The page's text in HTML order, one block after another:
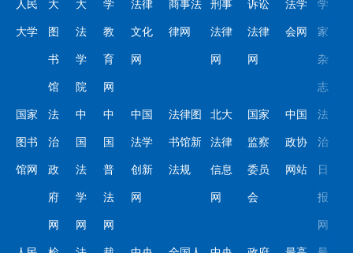
人民
大学
大
图
书
馆
大
法
学
院
学
教
育
网
法律
文化
网
商事法
律网
刑事
法律
网
诉讼
法律
网
法学
会网
学
家
杂
志
国家
图书
馆网
法
治
政
府
网
中
国
法
学
网
中
国
普
法
网
中国
法学
创新
网
法律图
书馆新
法规
北大
法律
信息
网
国家
监察
委员
会
中国
政协
网站
法
治
日
报
网